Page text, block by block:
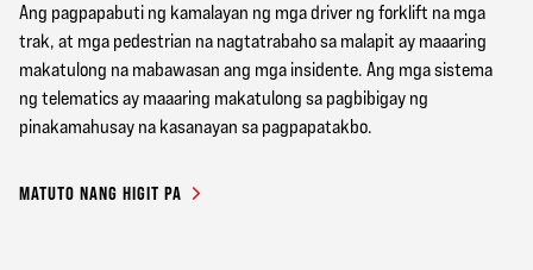
Ang pagpapabuti ng kamalayan ng mga driver ng forklift na mga
trak, at mga pedestrian na nagtatrabaho sa malapit ay maaaring
makatulong na mabawasan ang mga insidente. Ang mga sistema
ng telematics ay maaaring makatulong sa pagbibigay ng
pinakamahusay na kasanayan sa pagpapatakbo.
MATUTO NANG HIGIT PA